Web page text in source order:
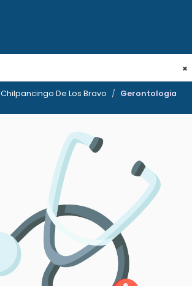
×
Chilpancingo De Los Bravo Gerontologia